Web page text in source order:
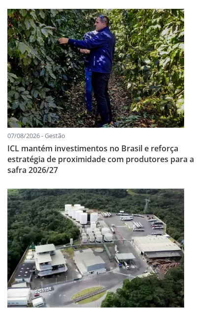
07/08/2026 - Gestão
ICL mantém investimentos no Brasil e reforça
estratégia de proximidade com produtores para a
safra 2026/27